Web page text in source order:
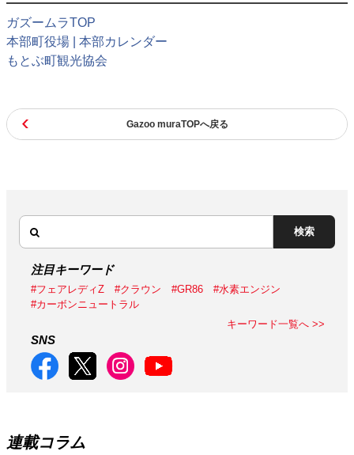
ガズームラTOP
本部町役場 | 本部カレンダー
もとぶ町観光協会
Gazoo muraTOPへ戻る
検索
注目キーワード
#フェアレディZ #クラウン #GR86
#水素エンジン
#カーボンニュートラル
キーワード一覧へ >>
SNS
連載コラム